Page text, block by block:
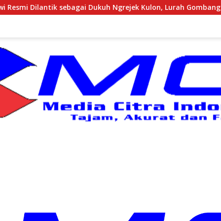
Dukuh Ngrejek Kulon, Lurah Gombang Tekankan Pelayanan